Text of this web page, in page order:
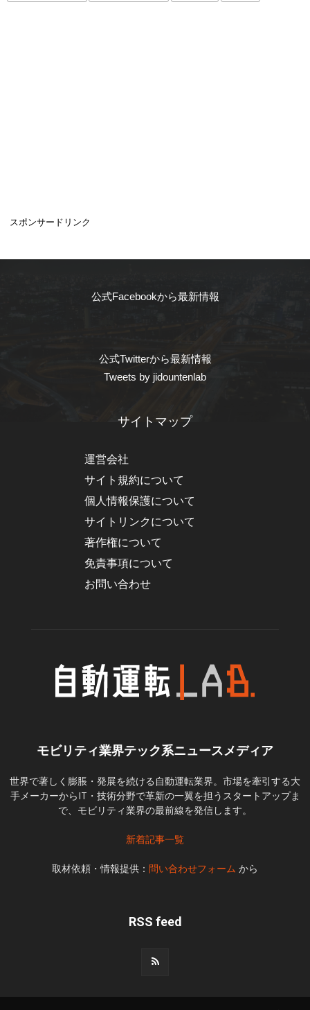
スポンサードリンク
公式Facebookから最新情報
公式Twitterから最新情報
Tweets by jidountenlab
サイトマップ
運営会社
サイト規約について
個人情報保護について
サイトリンクについて
著作権について
免責事項について
お問い合わせ
モビリティ業界テック系ニュースメディア
世界で著しく膨脹・発展を続ける自動運転業界。市場を牽引する大
手メーカーからIT・技術分野で革新の一翼を担うスタートアップま
で、モビリティ業界の最前線を発信します。
新着記事一覧
取材依頼・情報提供： 問い合わせフォーム から
RSS feed